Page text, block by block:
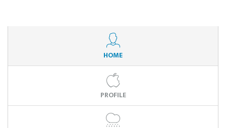
HOME
PROFILE